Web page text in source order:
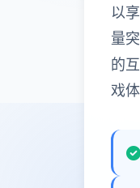
以
量
的
戏体